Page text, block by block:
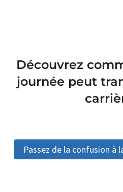
Découvrez
journée peut
Passez de la confusion à